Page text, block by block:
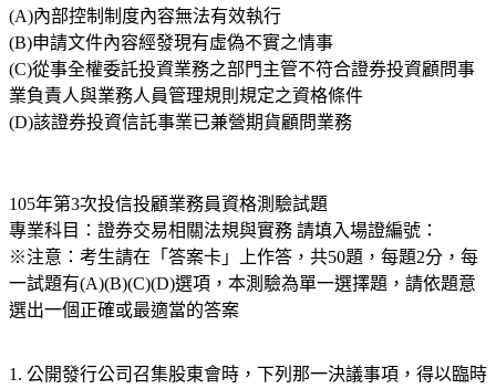
(A)內部控制制度內容無法有效執行
(B)申請文件內容經發現有虛偽不實之情事
(C)從事全權委託投資業務之部門主管不符合證券投資顧問事
業負責人與業務人員管理規則規定之資格條件
(D)該證券投資信託事業已兼營期貨顧問業務
105年第3次投信投顧業務員資格測驗試題
專業科目：證券交易相關法規與實務 請填入場證編號：
※注意：考生請在「答案卡」上作答，共50題，每題2分，每
一試題有(A)(B)(C)(D)選項，本測驗為單一選擇題，請依題意
選出一個正確或最適當的答案
1. 公開發行公司召集股東會時，下列那一決議事項，得以臨時